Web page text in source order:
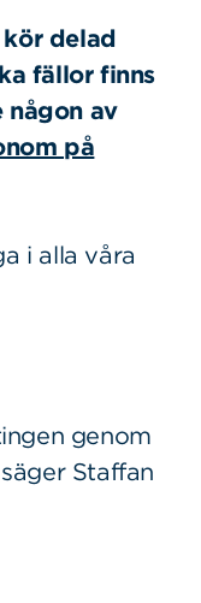
delad
fällor finns
någon av
på
i alla våra
genom
Staffan